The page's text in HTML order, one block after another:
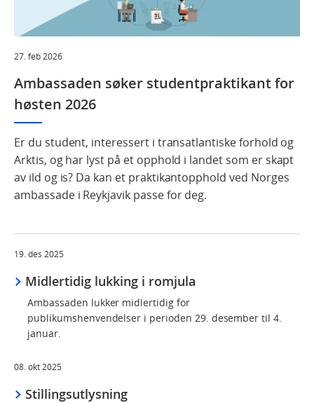
27. feb 2026
Ambassaden søker studentpraktikant for
høsten 2026
Er du student, interessert i transatlantiske forhold og
Arktis, og har lyst på et opphold i landet som er skapt
av ild og is? Da kan et praktikantopphold ved Norges
ambassade i Reykjavik passe for deg.
19. des 2025
Midlertidig lukking i romjula
Ambassaden lukker midlertidig for
publikumshenvendelser i perioden 29. desember til 4.
januar.
08. okt 2025
Stillingsutlysning